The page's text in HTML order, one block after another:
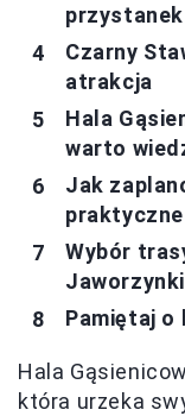
Czarny
atrakcja
Hala
warto
Jak
Wybór
Jaworzynki
Pamiętaj o
Hala
która urzeka